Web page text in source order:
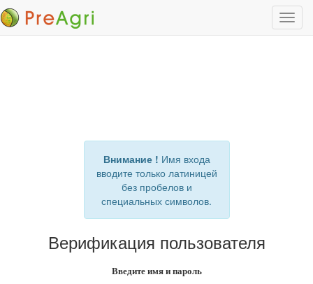
Внимание ! Имя входа
вводите только латиницей
без пробелов и
специальных символов.
Верификация пользователя
Введите имя и пароль